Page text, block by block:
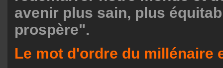
avenir plus sain, plus
prospère".
Le mot d'ordre du millénaire